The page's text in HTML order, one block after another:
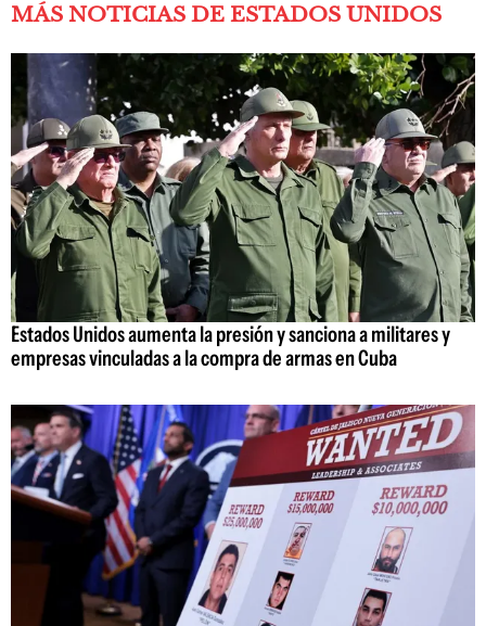
MÁS NOTICIAS DE ESTADOS UNIDOS
Estados Unidos aumenta la presión y sanciona a militares y
empresas vinculadas a la compra de armas en Cuba